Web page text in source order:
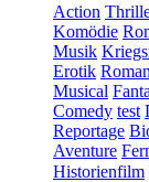
Action
Komödie
Musik
Erotik
Musical
Comedy test
Reportage
Aventure
Historienfilm